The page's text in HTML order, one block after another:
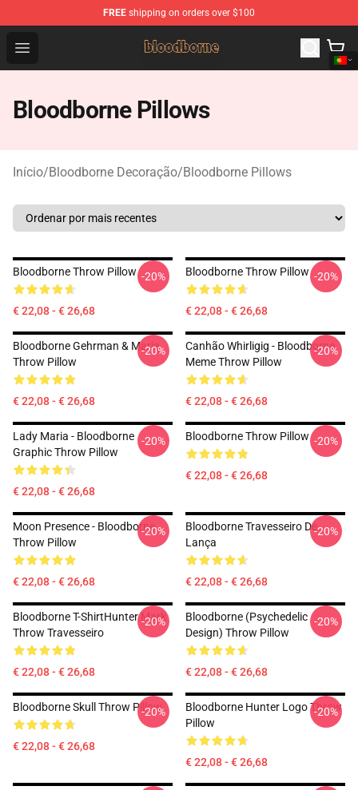
FREE shipping on orders over $100
Open menu
Bloodborne Shop - Official Bloodborne Merchandise
Bloodborne Pillows
Início/Bloodborne Decoração/Bloodborne Pillows
Bloodborne Throw Pillow
€ 22,08 - € 26,68
-20% Bloodborne Throw Pillow
€ 22,08 - € 26,68
-20%
Bloodborne Gehrman & Maria
Throw Pillow
€ 22,08 - € 26,68
-20%
Canhão Whirligig - Bloodborne
Meme Throw Pillow
€ 22,08 - € 26,68
-20%
Lady Maria - Bloodborne
Graphic Throw Pillow
€ 22,08 - € 26,68
-20% Bloodborne Throw Pillow
€ 22,08 - € 26,68
-20%
Moon Presence - Bloodborne
Throw Pillow
€ 22,08 - € 26,68
-20%
Bloodborne Travesseiro De
Lança
€ 22,08 - € 26,68
-20%
Bloodborne T-ShirtHunter Mark
Throw Travesseiro
€ 22,08 - € 26,68
-20%
Bloodborne (Psychedelic
Design) Throw Pillow
€ 22,08 - € 26,68
-20%
Bloodborne Skull Throw Pillow
€ 22,08 - € 26,68
-20%
Bloodborne Hunter Logo Throw
Pillow
€ 22,08 - € 26,68
-20%